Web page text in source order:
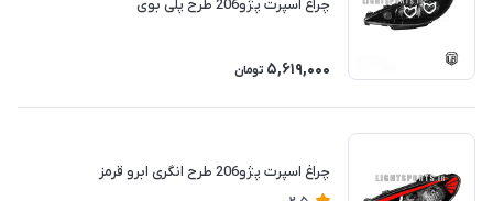
چراغ اسپرت پژو206 طرح پلی بوی
5,619,000 تومان
چراغ اسپرت پژو206 طرح انگری ابرو قرمز